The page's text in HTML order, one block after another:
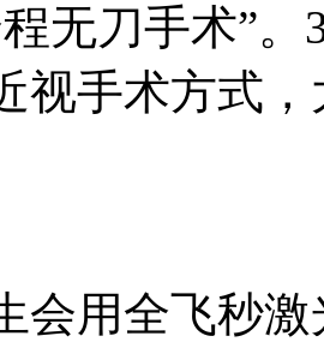
无刀手术”
视手术方式
会用全飞秒